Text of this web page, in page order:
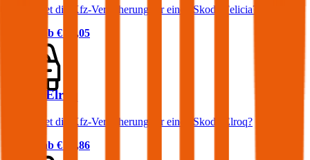
Was kostet die Kfz-Versicherung für einen Skoda Felicia?
Prämie ab € 25,05
Skoda Elroq
Was kostet die Kfz-Versicherung für einen Skoda Elroq?
Prämie ab € 47,86